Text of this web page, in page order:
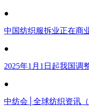
●
中国纺织服拆业正在商
●
2025年1月1日起我国调
●
中纺会│全球纺织资讯（